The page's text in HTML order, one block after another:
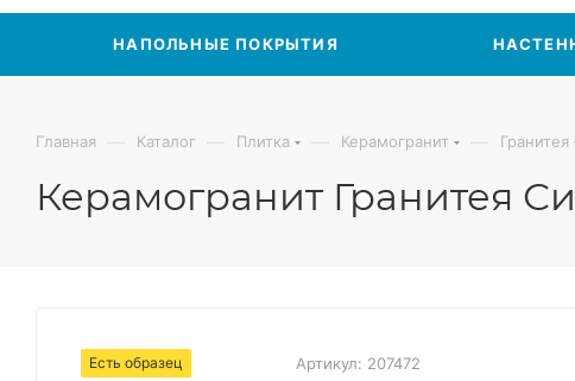
НАПОЛЬНЫЕ ПОКРЫТИЯ
Главная — Каталог — Плитка — Керамогранит — Гранитея
Керамогранит Гранитея
Есть образец Артикул: 207472